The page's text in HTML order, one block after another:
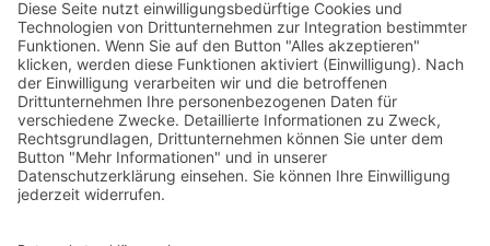
5 360° Tour
5 Angebote
5 Wetter
5 Veranstaltungen
5 Webcam